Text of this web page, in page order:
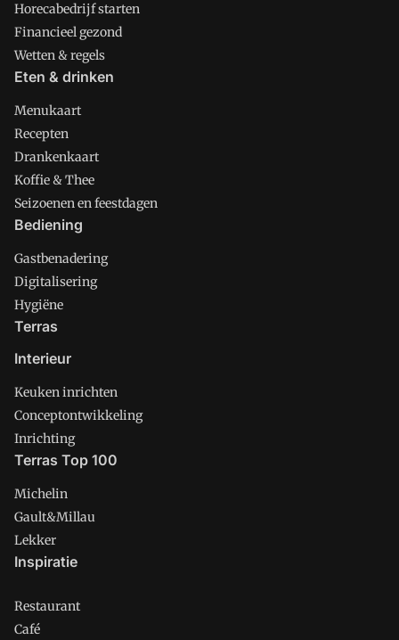
Horecabedrijf starten
Financieel gezond
Wetten & regels
Eten & drinken
Menukaart
Recepten
Drankenkaart
Koffie & Thee
Seizoenen en feestdagen
Bediening
Gastbenadering
Digitalisering
Hygiëne
Terras
Interieur
Keuken inrichten
Conceptontwikkeling
Inrichting
Terras Top 100
Michelin
Gault&Millau
Lekker
Inspiratie
Restaurant
Café